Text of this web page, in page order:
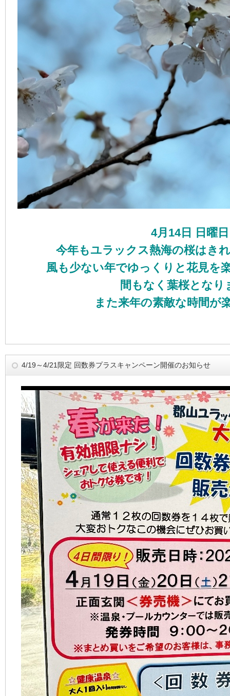
4月14日 日曜日
今年もユラックス熱海の桜はき
風も少ない年でゆっくりと花見を
間もなく葉桜となり
また来年の素敵な時間が
4/19～4/21限定 回数券プラスキャンペーン開催のお知らせ